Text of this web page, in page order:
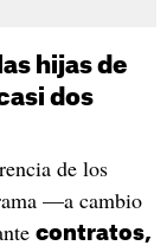
hijas de
dos
de los
—a cambio
contratos,